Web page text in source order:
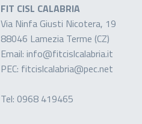
FIT CISL CALABRIA
Via Ninfa Giusti Nicotera, 19
88046 Lamezia Terme (CZ)
Email: info@fitcislcalabria.it
PEC: fitcislcalabria@pec.net
Tel: 0968 419465